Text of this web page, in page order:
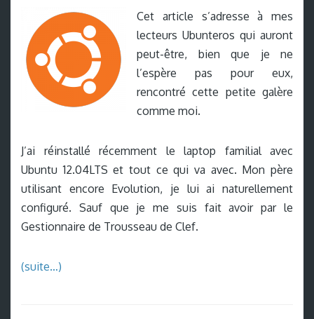
Cet article s’adresse à mes
lecteurs Ubunteros qui auront
peut-être, bien que je ne
l’espère pas pour eux,
rencontré cette petite galère
comme moi.
J’ai réinstallé récemment le laptop familial avec
Ubuntu 12.04LTS et tout ce qui va avec. Mon père
utilisant encore Evolution, je lui ai naturellement
configuré. Sauf que je me suis fait avoir par le
Gestionnaire de Trousseau de Clef.
(suite…)